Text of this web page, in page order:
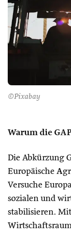
©Pixabay
Warum die
Die Abkürzung
Europäische A
Versuche
sozialen und
stabilisieren.